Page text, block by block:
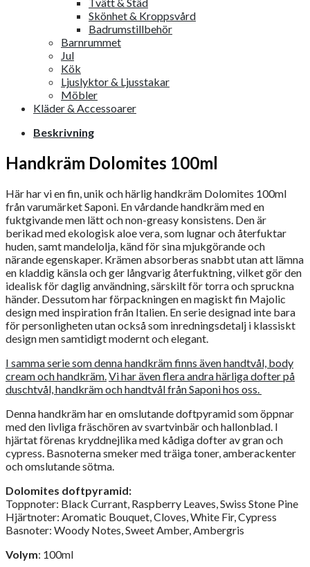
Skönhet & Kroppsvård
Badrumstillbehör
Barnrummet
Jul
Kök
Ljuslyktor & Ljusstakar
Möbler
Kläder & Accessoarer
Beskrivning
Handkräm Dolomites 100ml
Här har vi en fin, unik och härlig handkräm Dolomites 100ml
från varumärket Saponi. En vårdande handkräm med en
fuktgivande men lätt och non-greasy konsistens. Den är
berikad med ekologisk aloe vera, som lugnar och återfuktar
huden, samt mandelolja, känd för sina mjukgörande och
närande egenskaper. Krämen absorberas snabbt utan att lämna
en kladdig känsla och ger långvarig återfuktning, vilket gör den
idealisk för daglig användning, särskilt för torra och spruckna
händer. Dessutom har förpackningen en magiskt fin Majolic
design med inspiration från Italien. En serie designad inte bara
för personligheten utan också som inredningsdetalj i klassiskt
design men samtidigt modernt och elegant.
I samma serie som denna handkräm finns även handtvål, body
cream och handkräm. Vi har även flera andra härliga dofter på
duschtvål, handkräm och handtvål från Saponi hos oss.
Denna handkräm har en omslutande doftpyramid som öppnar
med den livliga fräschören av svartvinbär och hallonblad. I
hjärtat förenas kryddnejlika med kådiga dofter av gran och
cypress. Basnoterna smeker med träiga toner, amberackenter
och omslutande sötma.
Dolomites doftpyramid:
Toppnoter: Black Currant, Raspberry Leaves, Swiss Stone Pine
Hjärtnoter: Aromatic Bouquet, Cloves, White Fir, Cypress
Basnoter: Woody Notes, Sweet Amber, Ambergris
Volym: 100ml